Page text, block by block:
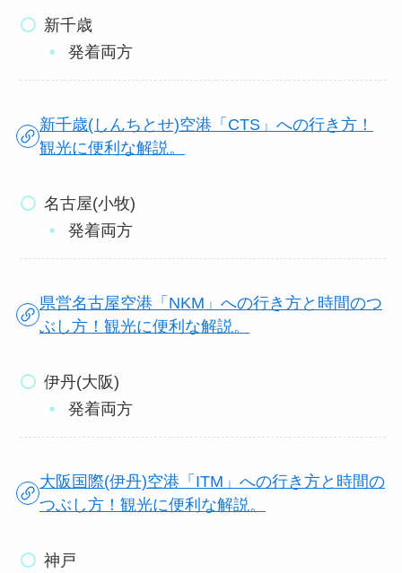
新千歳
発着両方
新千歳(しんちとせ)空港「CTS」への行き方！
観光に便利な解説。
名古屋(小牧)
発着両方
県営名古屋空港「NKM」への行き方と時間のつ
ぶし方！観光に便利な解説。
伊丹(大阪)
発着両方
大阪国際(伊丹)空港「ITM」への行き方と時間の
つぶし方！観光に便利な解説。
神戸